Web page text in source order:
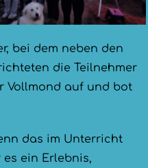
bei dem neben den
die Teilnehmer
Vollmond auf und bot
das im Unterricht
ein Erlebnis,